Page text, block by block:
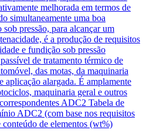
melhorada em termos de
simultaneamente uma boa
pressão, para alcançar um
é a produção de requisitos
e fundição sob pressão
de tratamento térmico de
das motas, da maquinaria
aplicação alargada. É amplamente
maquinaria geral e outros
ADC2 Tabela de
ADC2 (com base nos requisitos
de elementos (wt%)